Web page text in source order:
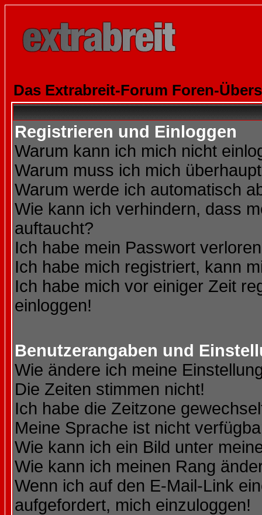
Das Extrabreit-Forum Foren-
Registrieren und Einloggen
Warum kann ich mich nicht
Warum muss ich mich
Warum werde ich automatisch
Wie kann ich verhindern, dass
auftaucht?
Ich habe mein Passwort
Ich habe mich registriert, kann
Ich habe mich vor einiger Zeit
einloggen!
Benutzerangaben und
Wie ändere ich meine
Die Zeiten stimmen nicht!
Ich habe die Zeitzone
Meine Sprache ist nicht
Wie kann ich ein Bild unter
Wie kann ich meinen Rang
Wenn ich auf den E-Mail-Link
aufgefordert, mich einzuloggen!